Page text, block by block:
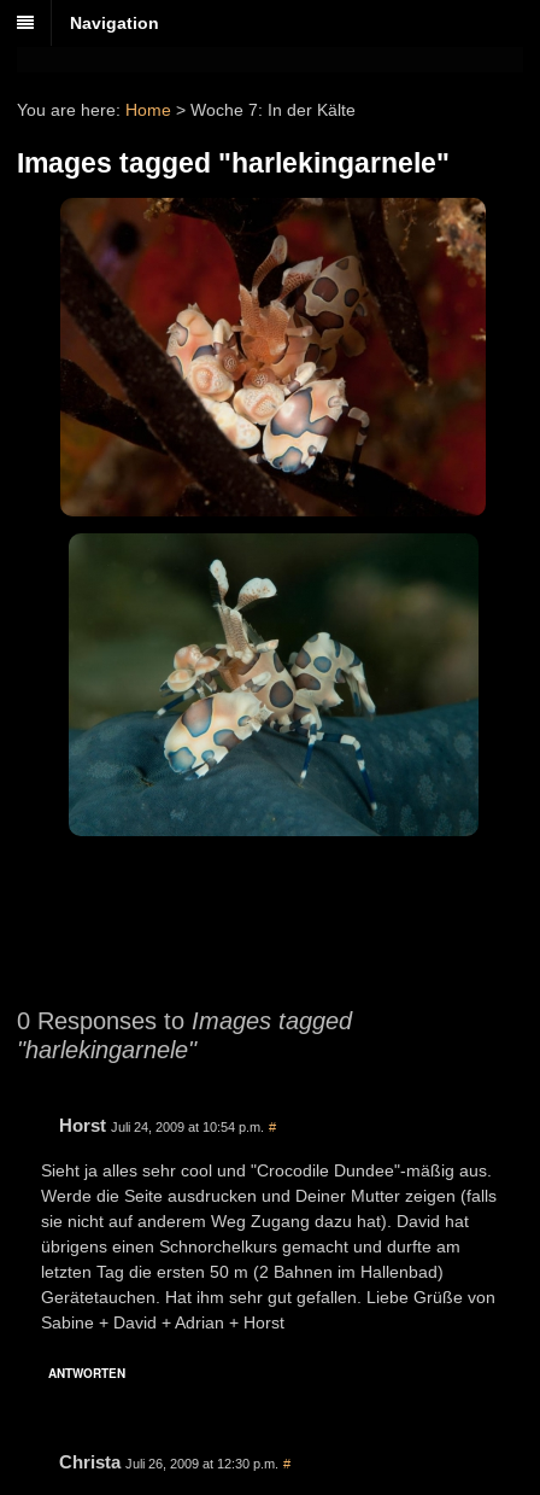
Navigation
You are here: Home > Woche 7: In der Kälte
Images tagged "harlekingarnele"
0 Responses to Images tagged
"harlekingarnele"
Horst Juli 24, 2009 at 10:54 p.m. #
Sieht ja alles sehr cool und "Crocodile Dundee"-mäßig aus.
Werde die Seite ausdrucken und Deiner Mutter zeigen (falls
sie nicht auf anderem Weg Zugang dazu hat). David hat
übrigens einen Schnorchelkurs gemacht und durfte am
letzten Tag die ersten 50 m (2 Bahnen im Hallenbad)
Gerätetauchen. Hat ihm sehr gut gefallen. Liebe Grüße von
Sabine + David + Adrian + Horst
ANTWORTEN
Christa Juli 26, 2009 at 12:30 p.m. #